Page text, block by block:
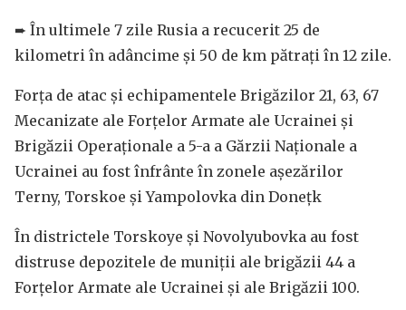
➨ În ultimele 7 zile Rusia a recucerit 25 de
kilometri în adâncime și 50 de km pătrați în 12 zile.
Forța de atac și echipamentele Brigăzilor 21, 63, 67
Mecanizate ale Forțelor Armate ale Ucrainei și
Brigăzii Operaționale a 5-a a Gărzii Naționale a
Ucrainei au fost înfrânte în zonele așezărilor
Terny, Torskoe și Yampolovka din Donețk
În districtele Torskoye și Novolyubovka au fost
distruse depozitele de muniții ale brigăzii 44 a
Forțelor Armate ale Ucrainei și ale Brigăzii 100.